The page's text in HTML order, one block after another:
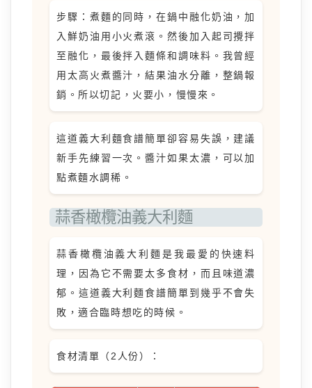
步驟：煮麵的同時，在鍋中融化奶油，加
入鮮奶油用小火煮滾。然後加入起司攪拌
至融化，最後拌入麵條和調味料。我曾經
用太高火煮醬汁，結果油水分離，整鍋報
銷。所以切記，火要小，慢慢來。
這道義大利麵食譜簡單卻容易失誤，建議
新手先練習一次。醬汁如果太濃，可以加
點煮麵水調稀。
蒜香橄欖油義大利麵
蒜香橄欖油義大利麵是我最愛的快速料
理，因為它不需要太多食材，而且味道濃
郁。這道義大利麵食譜簡單到幾乎不會失
敗，適合臨時想吃的時候。
食材清單（2人份）：